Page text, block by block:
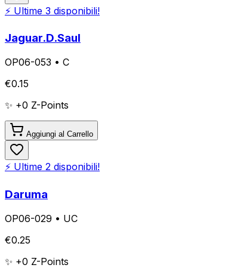
⚡ Ultime 3 disponibili!
Jaguar.D.Saul
OP06-053 • C
€0.15
✨ +0 Z-Points
Aggiungi al Carrello
⚡ Ultime 2 disponibili!
Daruma
OP06-029 • UC
€0.25
✨ +0 Z-Points